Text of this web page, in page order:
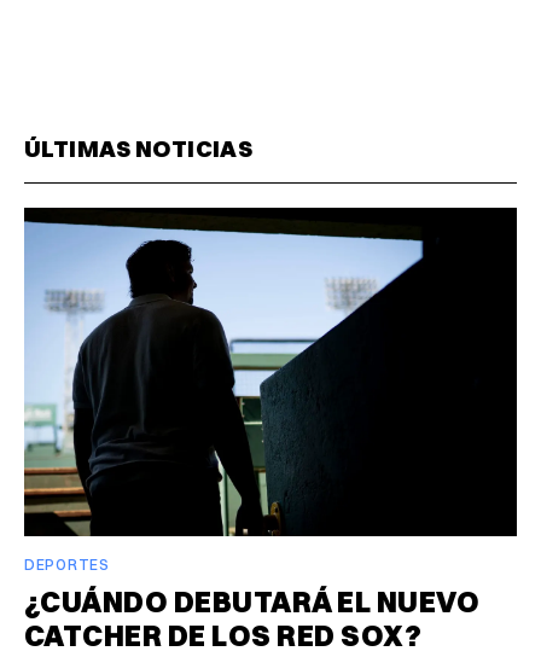
ÚLTIMAS NOTICIAS
DEPORTES
¿CUÁNDO DEBUTARÁ EL NUEVO
CATCHER DE LOS RED SOX?